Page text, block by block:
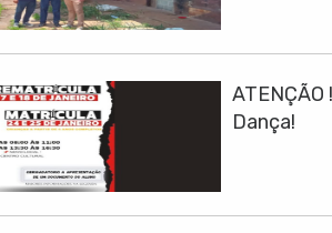
Dança!